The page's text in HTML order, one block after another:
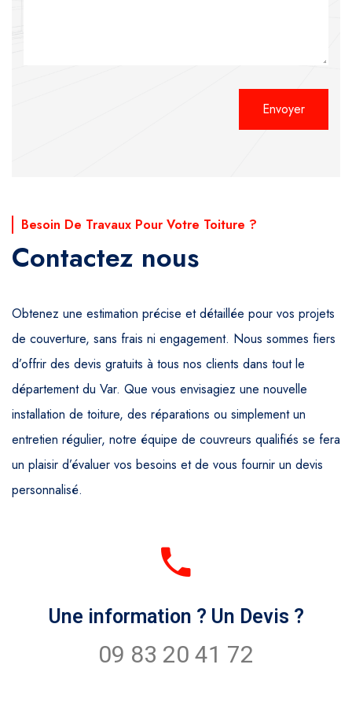
Besoin De Travaux Pour Votre Toiture ?
Contactez nous
Obtenez une estimation précise et détaillée pour vos projets
de couverture, sans frais ni engagement. Nous sommes fiers
d’offrir des devis gratuits à tous nos clients dans tout le
département du Var. Que vous envisagiez une nouvelle
installation de toiture, des réparations ou simplement un
entretien régulier, notre équipe de couvreurs qualifiés se fera
un plaisir d’évaluer vos besoins et de vous fournir un devis
personnalisé.
Une information ? Un Devis ?
09 83 20 41 72